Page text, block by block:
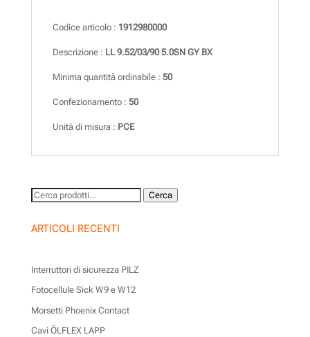
Codice articolo : 1912980000
Descrizione : LL 9.52/03/90 5.0SN GY BX
Minima quantità ordinabile : 50
Confezionamento : 50
Unità di misura : PCE
Cerca: Cerca
ARTICOLI RECENTI
Interruttori di sicurezza PILZ
Fotocellule Sick W9 e W12
Morsetti Phoenix Contact
Cavi ÖLFLEX LAPP